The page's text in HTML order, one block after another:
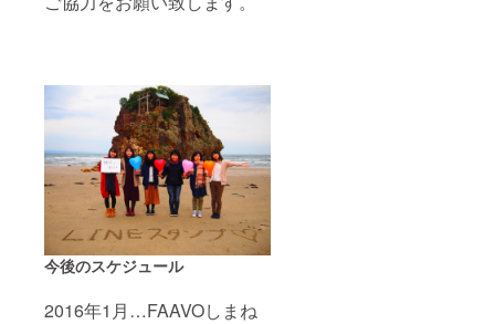
今後のスケジュール
2016年1月…FAAVOしまね